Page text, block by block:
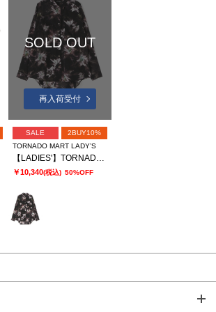
SOLD OUT
再入荷受付
SALE
2BUY10%
TORNADO MART LADY’S
【LADIES'】TORNADO MART∴APERTAプリントオーバーブラウス
￥10,340(税込) 50%OFF